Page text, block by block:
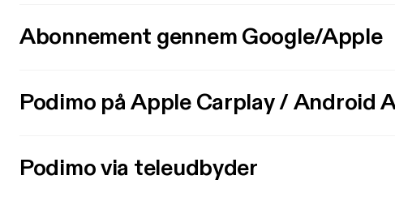
Abonnement gennem Google/Apple
Podimo på Apple Carplay / Android
Podimo via teleudbyder